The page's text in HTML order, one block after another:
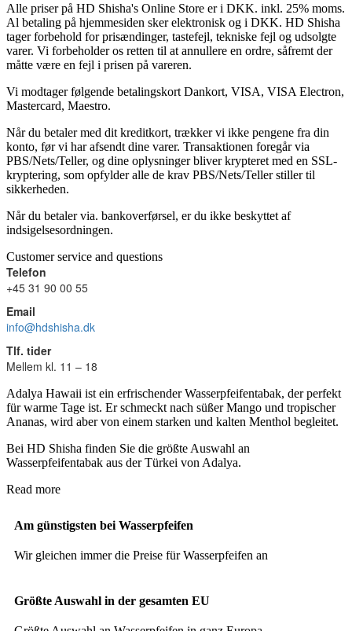
Alle priser på HD Shisha's Online Store er i DKK. inkl. 25% moms.
Al betaling på hjemmesiden sker elektronisk og i DKK. HD Shisha
tager forbehold for prisændinger, tastefejl, tekniske fejl og udsolgte
varer. Vi forbeholder os retten til at annullere en ordre, såfremt der
måtte være en fejl i prisen på vareren.
Vi modtager følgende betalingskort Dankort, VISA, VISA Electron,
Mastercard, Maestro.
Når du betaler med dit kreditkort, trækker vi ikke pengene fra din
konto, før vi har afsendt dine varer. Transaktionen foregår via
PBS/Nets/Teller, og dine oplysninger bliver krypteret med en SSL-
kryptering, som opfylder alle de krav PBS/Nets/Teller stiller til
sikkerheden.
Når du betaler via. bankoverførsel, er du ikke beskyttet af
indsigelsesordningen.
Customer service and questions
Telefon
+45 31 90 00 55
Email
info@hdshisha.dk
Tlf. tider
Mellem kl. 11 – 18
Adalya Hawaii ist ein erfrischender Wasserpfeifentabak, der perfekt
für warme Tage ist. Er schmeckt nach süßer Mango und tropischer
Ananas, wird aber von einem starken und kalten Menthol begleitet.
Bei HD Shisha finden Sie die größte Auswahl an
Wasserpfeifentabak aus der Türkei von Adalya.
Read more
Am günstigsten bei Wasserpfeifen
Wir gleichen immer die Preise für Wasserpfeifen an
Größte Auswahl in der gesamten EU